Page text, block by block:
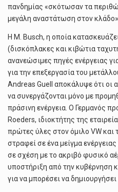
πανδημίας «σκότωσαν τα
μεγάλη αναστάτωση στον κλάδο».
Η M. Busch, η οποία
(δισκόπλακες και κιβώτια
ανανεώσιμες πηγές ενέργειας
για την επεξεργασία του
Andreas Guell αποκάλυψε ότι οι
να συνεργάζονται μόνο με
πράσινη ενέργεια. Ο Γερμανός
Roeders, ιδιοκτήτης της
πρώτες ύλες στον όμιλο VW και
στραφεί σε ένα μείγμα
σε σχέση με το ακριβό φυσικό
υποστήριξη από την κυβέρνηση
για να μπορέσει να